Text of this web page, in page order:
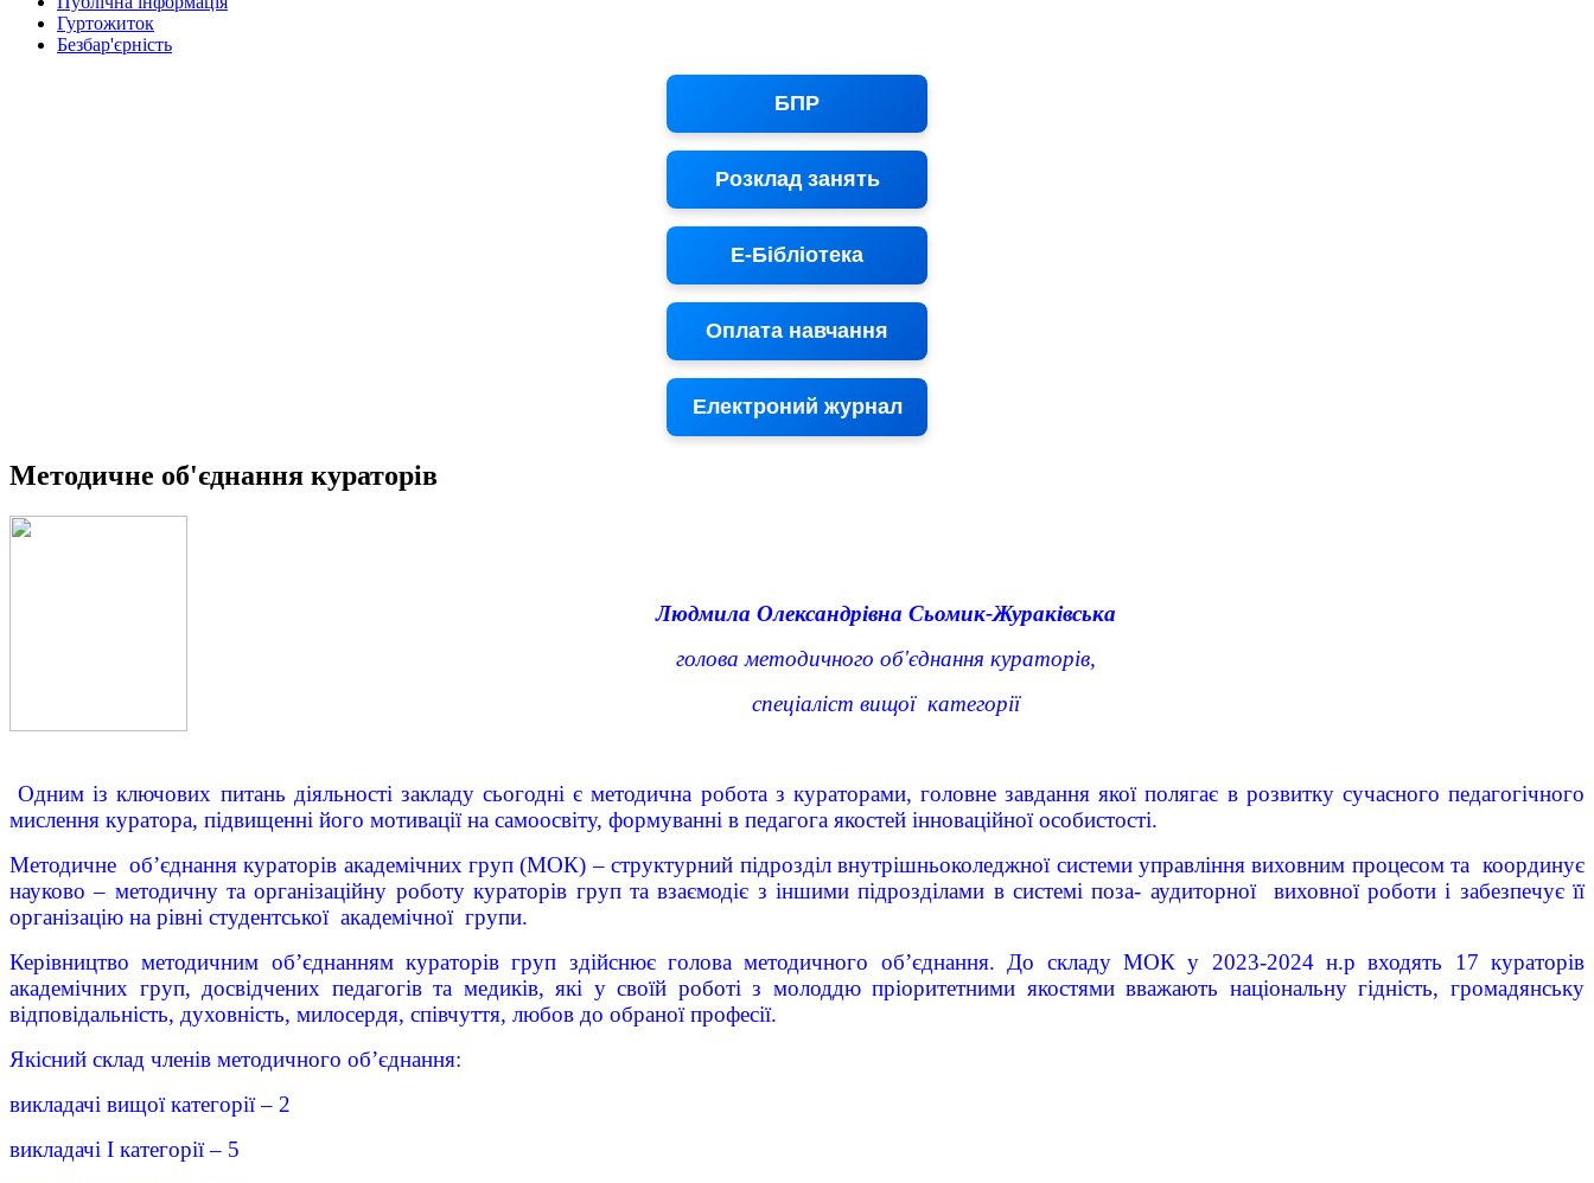
Гуртожиток
Безбар'єрність
БПР
Розклад занять
Е-Бібліотека
Оплата навчання
Електроний журнал
Методичне об'єднання кураторів
Людмила Олександрівна Сьомик-Жураківська
голова методичного об'єднання кураторів,
спеціаліст вищої категорії
Одним із ключових питань діяльності закладу сьогодні є методична робота з кураторами, головне завдання якої полягає в розвитку сучасного педагогічного
мислення куратора, підвищенні його мотивації на самоосвіту, формуванні в педагога якостей інноваційної особистості.
Методичне об’єднання кураторів академічних груп (МОК) – структурний підрозділ внутрішньоколеджної системи управління виховним процесом та координує
науково – методичну та організаційну роботу кураторів груп та взаємодіє з іншими підрозділами в системі поза- аудиторної виховної роботи і забезпечує її
організацію на рівні студентської академічної групи.
Керівництво методичним об’єднанням кураторів груп здійснює голова методичного об’єднання. До складу МОК у 2023-2024 н.р входять 17 кураторів
академічних груп, досвідчених педагогів та медиків, які у своїй роботі з молоддю пріоритетними якостями вважають національну гідність, громадянську
відповідальність, духовність, милосердя, співчуття, любов до обраної професії.
Якісний склад членів методичного об’єднання:
викладачі вищої категорії – 2
викладачі І категорії – 5